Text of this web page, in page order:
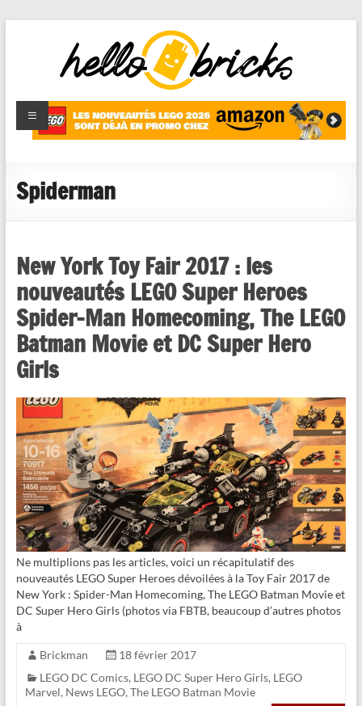
HelloBricks
Blog LEGO,
nouveaut�s
reviews
Spiderman
New York Toy Fair 2017 : les
nouveautés LEGO Super Heroes
Spider-Man Homecoming, The LEGO
Batman Movie et DC Super Hero
Girls
Ne multiplions pas les articles, voici un récapitulatif des
nouveautés LEGO Super Heroes dévoilées à la Toy Fair 2017 de
New York : Spider-Man Homecoming, The LEGO Batman Movie et
DC Super Hero Girls (photos via FBTB, beaucoup d’autres photos
à
Brickman
18 février 2017
LEGO DC Comics, LEGO DC Super Hero Girls, LEGO
Marvel, News LEGO, The LEGO Batman Movie